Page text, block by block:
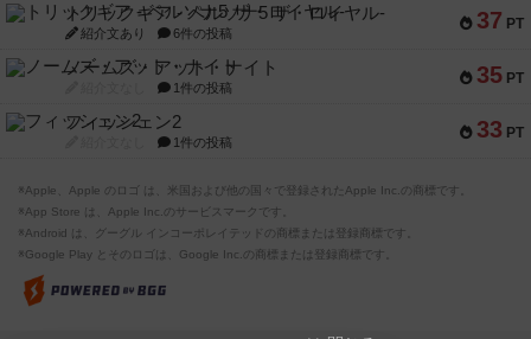
37 PT
トリックギア - ペルソナ5 ザ・ロイヤル-
紹介文あり 6件の投稿
35 PT
ノームズ・アット・ナイト
1件の投稿
33 PT
フィッシェン2
1件の投稿
※Apple、Apple のロゴ は、米国および他の国々で登録されたApple Inc.の商標です。
※App Store は、Apple Inc.のサービスマークです。
※Android は、グーグル インコーポレイテッドの商標または登録商標です。
※Google Play とそのロゴは、Google Inc.の商標または登録商標です。